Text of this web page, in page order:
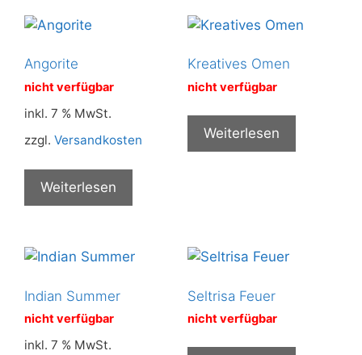
Angorite
nicht verfügbar
inkl. 7 % MwSt.
zzgl. Versandkosten
Weiterlesen
Kreatives Omen
nicht verfügbar
Weiterlesen
Indian Summer
nicht verfügbar
inkl. 7 % MwSt.
Seltrisa Feuer
nicht verfügbar